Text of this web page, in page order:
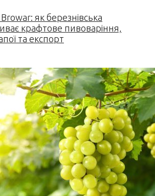
як березнівська
крафтове пивоваріння,
та експорт